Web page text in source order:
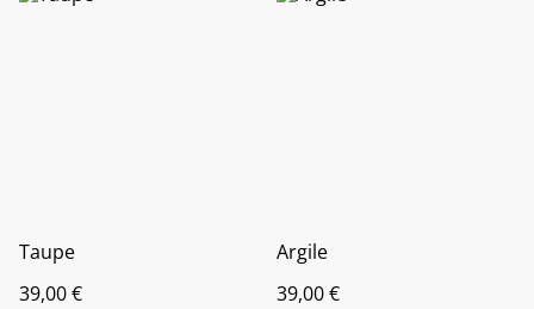
Taupe
39,00 €
Argile
39,00 €